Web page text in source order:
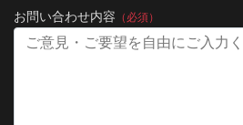
お問い合わせ内容 （必須）